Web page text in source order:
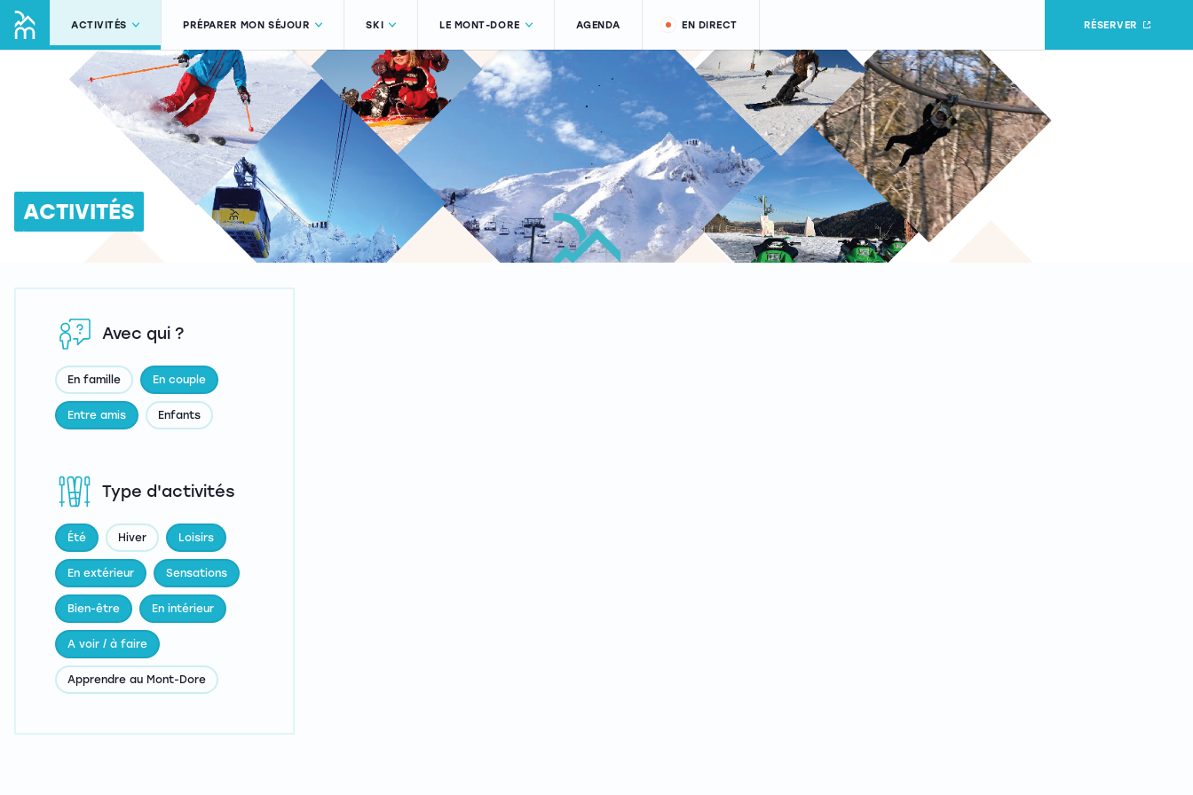
ACTIVITÉS PRÉPARER MON SÉJOUR SKI LE MONT-DORE AGENDA EN DIRECT RÉSERVER
ACTIVITÉS
Type d'activités
Été Hiver Loisirs
En extérieur Sensations
Bien-être En intérieur
A voir / à faire
Apprendre au Mont-Dore
Avec qui ?
En famille En couple
Entre amis Enfants